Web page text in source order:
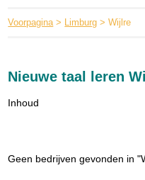
Voorpagina> Limburg > Wijlre
Nieuwe taal leren
Inhoud
Geen bedrijven gevonden in